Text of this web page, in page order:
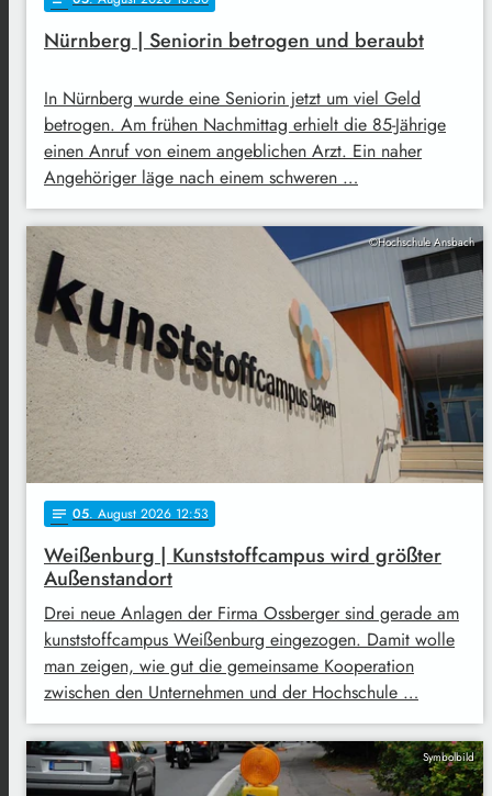
Nürnberg | Seniorin betrogen und beraubt
In Nürnberg wurde eine Seniorin jetzt um viel Geld
betrogen. Am frühen Nachmittag erhielt die 85-Jährige
einen Anruf von einem angeblichen Arzt. Ein naher
Angehöriger läge nach einem schweren …
©Hochschule Ansbach
notes 05. August 2026 12:53
Weißenburg | Kunststoffcampus wird größter
Außenstandort
Drei neue Anlagen der Firma Ossberger sind gerade am
kunststoffcampus Weißenburg eingezogen. Damit wolle
man zeigen, wie gut die gemeinsame Kooperation
zwischen den Unternehmen und der Hochschule …
Symbolbild